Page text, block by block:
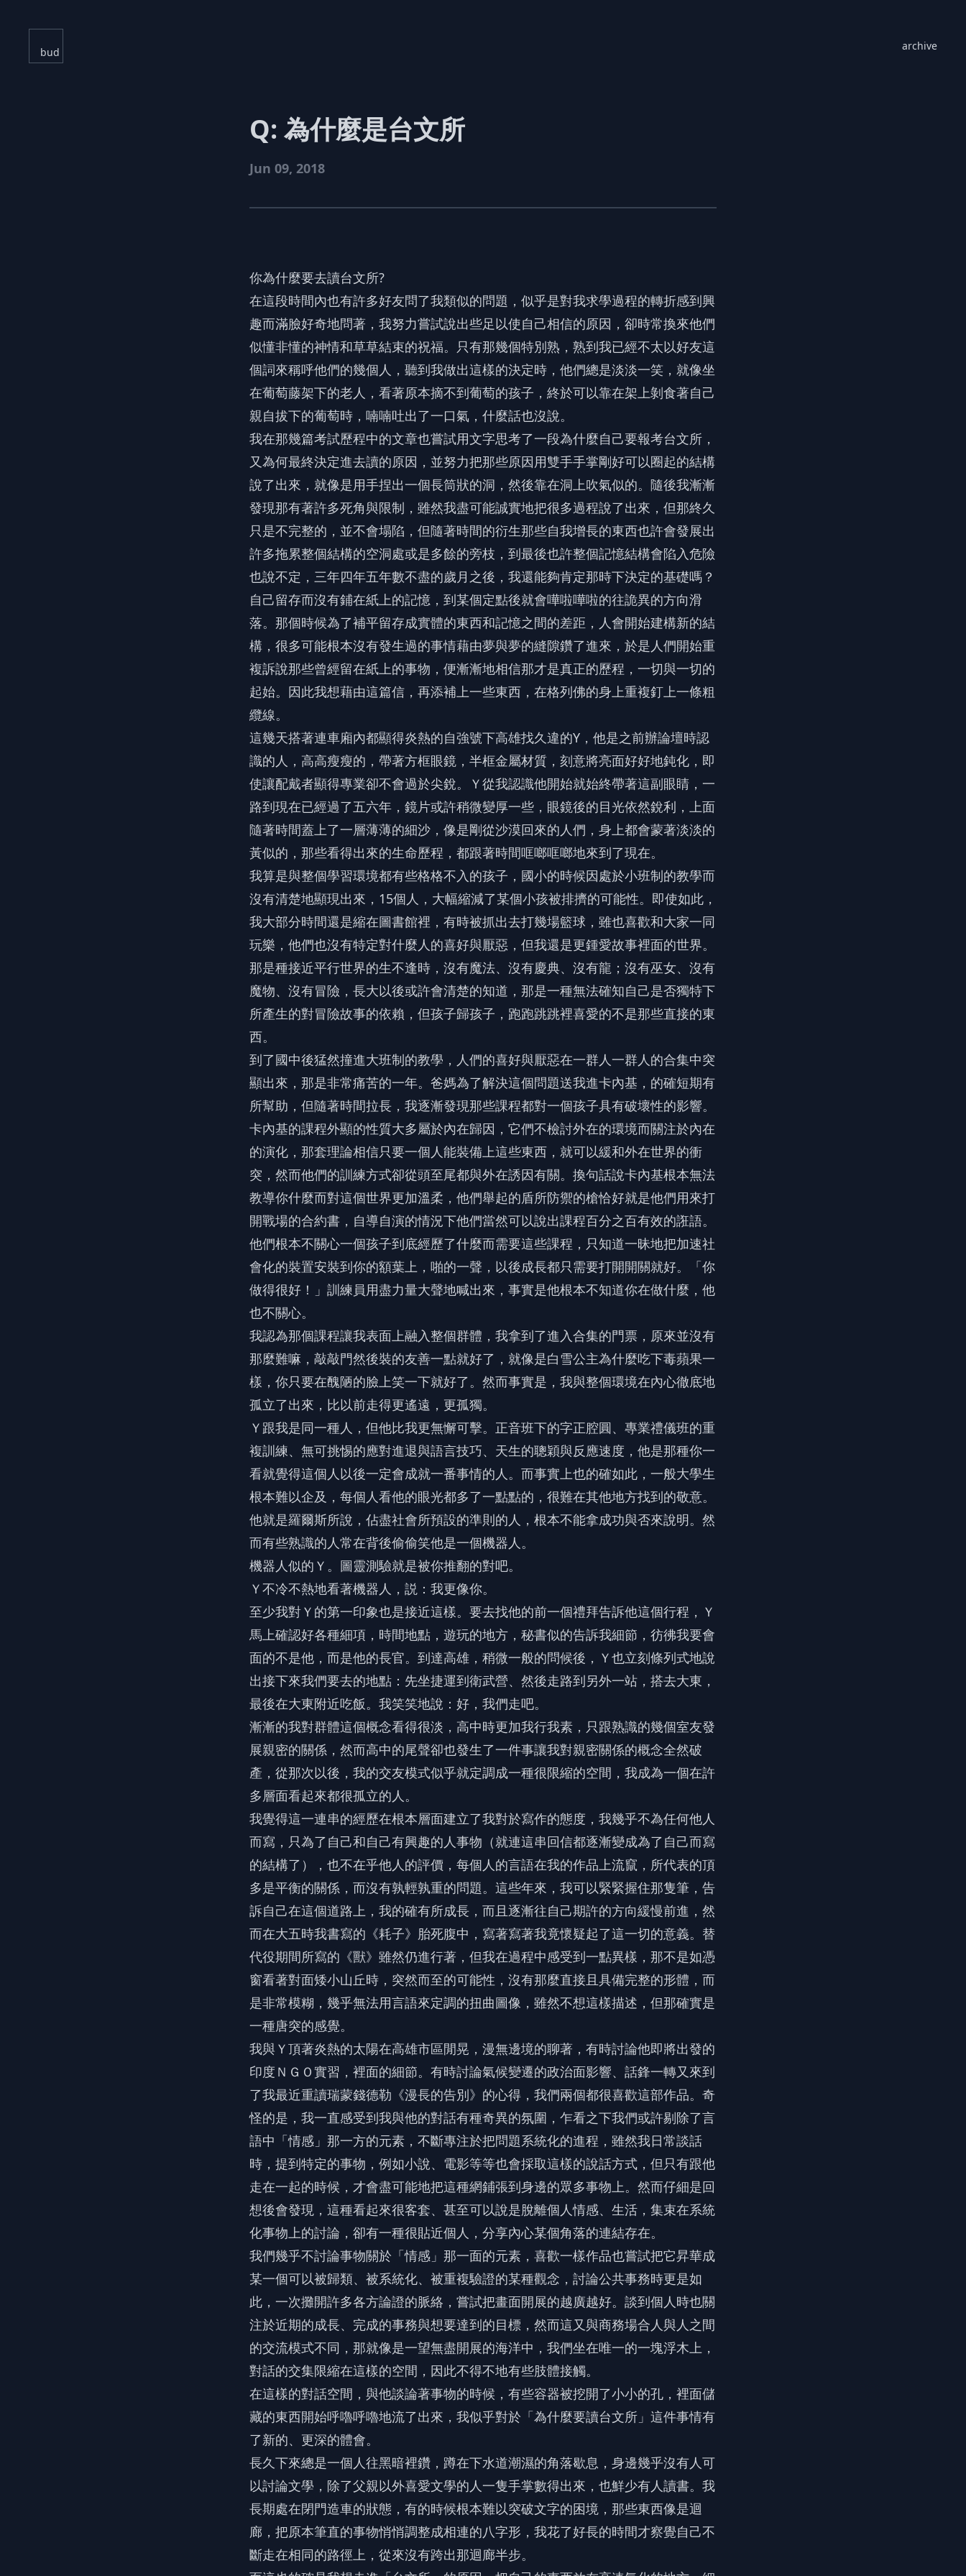
Q: 為什麼是台文所
Jun 09, 2018
你為什麼要去讀台文所?
在這段時間內也有許多好友問了我類似的問題，似乎是對我求學過程的轉折感到興
趣而滿臉好奇地問著，我努力嘗試說出些足以使自己相信的原因，卻時常換來他們
似懂非懂的神情和草草結束的祝福。只有那幾個特別熟，熟到我已經不太以好友這
個詞來稱呼他們的幾個人，聽到我做出這樣的決定時，他們總是淡淡一笑，就像坐
在葡萄藤架下的老人，看著原本摘不到葡萄的孩子，終於可以靠在架上剝食著自己
親自拔下的葡萄時，喃喃吐出了一口氣，什麼話也沒說。
我在那幾篇考試歷程中的文章也嘗試用文字思考了一段為什麼自己要報考台文所，
又為何最終決定進去讀的原因，並努力把那些原因用雙手手掌剛好可以圈起的結構
說了出來，就像是用手捏出一個長筒狀的洞，然後靠在洞上吹氣似的。隨後我漸漸
發現那有著許多死角與限制，雖然我盡可能誠實地把很多過程說了出來，但那終久
只是不完整的，並不會塌陷，但隨著時間的衍生那些自我增長的東西也許會發展出
許多拖累整個結構的空洞處或是多餘的旁枝，到最後也許整個記憶結構會陷入危險
也說不定，三年四年五年數不盡的歲月之後，我還能夠肯定那時下決定的基礎嗎？
自己留存而沒有鋪在紙上的記憶，到某個定點後就會嘩啦嘩啦的往詭異的方向滑
落。那個時候為了補平留存成實體的東西和記憶之間的差距，人會開始建構新的結
構，很多可能根本沒有發生過的事情藉由夢與夢的縫隙鑽了進來，於是人們開始重
複訴說那些曾經留在紙上的事物，便漸漸地相信那才是真正的歷程，一切與一切的
起始。因此我想藉由這篇信，再添補上一些東西，在格列佛的身上重複釘上一條粗
纜線。
這幾天搭著連車廂內都顯得炎熱的自強號下高雄找久違的Y，他是之前辦論壇時認
識的人，高高瘦瘦的，帶著方框眼鏡，半框金屬材質，刻意將亮面好好地鈍化，即
使讓配戴者顯得專業卻不會過於尖銳。Ｙ從我認識他開始就始終帶著這副眼睛，一
路到現在已經過了五六年，鏡片或許稍微變厚一些，眼鏡後的目光依然銳利，上面
隨著時間蓋上了一層薄薄的細沙，像是剛從沙漠回來的人們，身上都會蒙著淡淡的
黃似的，那些看得出來的生命歷程，都跟著時間哐啷哐啷地來到了現在。
我算是與整個學習環境都有些格格不入的孩子，國小的時候因處於小班制的教學而
沒有清楚地顯現出來，15個人，大幅縮減了某個小孩被排擠的可能性。即使如此，
我大部分時間還是縮在圖書館裡，有時被抓出去打幾場籃球，雖也喜歡和大家一同
玩樂，他們也沒有特定對什麼人的喜好與厭惡，但我還是更鍾愛故事裡面的世界。
那是種接近平行世界的生不逢時，沒有魔法、沒有慶典、沒有龍；沒有巫女、沒有
魔物、沒有冒險，長大以後或許會清楚的知道，那是一種無法確知自己是否獨特下
所產生的對冒險故事的依賴，但孩子歸孩子，跑跑跳跳裡喜愛的不是那些直接的東
西。
到了國中後猛然撞進大班制的教學，人們的喜好與厭惡在一群人一群人的合集中突
顯出來，那是非常痛苦的一年。爸媽為了解決這個問題送我進卡內基，的確短期有
所幫助，但隨著時間拉長，我逐漸發現那些課程都對一個孩子具有破壞性的影響。
卡內基的課程外顯的性質大多屬於內在歸因，它們不檢討外在的環境而關注於內在
的演化，那套理論相信只要一個人能裝備上這些東西，就可以緩和外在世界的衝
突，然而他們的訓練方式卻從頭至尾都與外在誘因有關。換句話說卡內基根本無法
教導你什麼而對這個世界更加溫柔，他們舉起的盾所防禦的槍恰好就是他們用來打
開戰場的合約書，自導自演的情況下他們當然可以說出課程百分之百有效的誑語。
他們根本不關心一個孩子到底經歷了什麼而需要這些課程，只知道一昧地把加速社
會化的裝置安裝到你的額葉上，啪的一聲，以後成長都只需要打開開關就好。「你
做得很好！」訓練員用盡力量大聲地喊出來，事實是他根本不知道你在做什麼，他
也不關心。
我認為那個課程讓我表面上融入整個群體，我拿到了進入合集的門票，原來並沒有
那麼難嘛，敲敲門然後裝的友善一點就好了，就像是白雪公主為什麼吃下毒蘋果一
樣，你只要在醜陋的臉上笑一下就好了。然而事實是，我與整個環境在內心徹底地
孤立了出來，比以前走得更遙遠，更孤獨。
Ｙ跟我是同一種人，但他比我更無懈可擊。正音班下的字正腔圓、專業禮儀班的重
複訓練、無可挑惕的應對進退與語言技巧、天生的聰穎與反應速度，他是那種你一
看就覺得這個人以後一定會成就一番事情的人。而事實上也的確如此，一般大學生
根本難以企及，每個人看他的眼光都多了一點點的，很難在其他地方找到的敬意。
他就是羅爾斯所說，佔盡社會所預設的準則的人，根本不能拿成功與否來說明。然
而有些熟識的人常在背後偷偷笑他是一個機器人。
機器人似的Ｙ。圖靈測驗就是被你推翻的對吧。
Ｙ不冷不熱地看著機器人，説：我更像你。
至少我對Ｙ的第一印象也是接近這樣。要去找他的前一個禮拜告訴他這個行程，Ｙ
馬上確認好各種細項，時間地點，遊玩的地方，秘書似的告訴我細節，彷彿我要會
面的不是他，而是他的長官。到達高雄，稍微一般的問候後，Ｙ也立刻條列式地說
出接下來我們要去的地點：先坐捷運到衛武營、然後走路到另外一站，搭去大東，
最後在大東附近吃飯。我笑笑地說：好，我們走吧。
漸漸的我對群體這個概念看得很淡，高中時更加我行我素，只跟熟識的幾個室友發
展親密的關係，然而高中的尾聲卻也發生了一件事讓我對親密關係的概念全然破
產，從那次以後，我的交友模式似乎就定調成一種很限縮的空間，我成為一個在許
多層面看起來都很孤立的人。
我覺得這一連串的經歷在根本層面建立了我對於寫作的態度，我幾乎不為任何他人
而寫，只為了自己和自己有興趣的人事物（就連這串回信都逐漸變成為了自己而寫
的結構了），也不在乎他人的評價，每個人的言語在我的作品上流竄，所代表的頂
多是平衡的關係，而沒有孰輕孰重的問題。這些年來，我可以緊緊握住那隻筆，告
訴自己在這個道路上，我的確有所成長，而且逐漸往自己期許的方向緩慢前進，然
而在大五時我書寫的《耗子》胎死腹中，寫著寫著我竟懷疑起了這一切的意義。替
代役期間所寫的《獸》雖然仍進行著，但我在過程中感受到一點異樣，那不是如憑
窗看著對面矮小山丘時，突然而至的可能性，沒有那麼直接且具備完整的形體，而
是非常模糊，幾乎無法用言語來定調的扭曲圖像，雖然不想這樣描述，但那確實是
一種唐突的感覺。
我與Ｙ頂著炎熱的太陽在高雄市區閒晃，漫無邊境的聊著，有時討論他即將出發的
印度ＮＧＯ實習，裡面的細節。有時討論氣候變遷的政治面影響、話鋒一轉又來到
了我最近重讀瑞蒙錢德勒《漫長的告別》的心得，我們兩個都很喜歡這部作品。奇
怪的是，我一直感受到我與他的對話有種奇異的氛圍，乍看之下我們或許剔除了言
語中「情感」那一方的元素，不斷專注於把問題系統化的進程，雖然我日常談話
時，提到特定的事物，例如小說、電影等等也會採取這樣的說話方式，但只有跟他
走在一起的時候，才會盡可能地把這種網鋪張到身邊的眾多事物上。然而仔細是回
想後會發現，這種看起來很客套、甚至可以說是脫離個人情感、生活，集束在系統
化事物上的討論，卻有一種很貼近個人，分享內心某個角落的連結存在。
我們幾乎不討論事物關於「情感」那一面的元素，喜歡一樣作品也嘗試把它昇華成
某一個可以被歸類、被系統化、被重複驗證的某種觀念，討論公共事務時更是如
此，一次攤開許多各方論證的脈絡，嘗試把畫面開展的越廣越好。談到個人時也關
注於近期的成長、完成的事務與想要達到的目標，然而這又與商務場合人與人之間
的交流模式不同，那就像是一望無盡開展的海洋中，我們坐在唯一的一塊浮木上，
對話的交集限縮在這樣的空間，因此不得不地有些肢體接觸。
在這樣的對話空間，與他談論著事物的時候，有些容器被挖開了小小的孔，裡面儲
藏的東西開始呼嚕呼嚕地流了出來，我似乎對於「為什麼要讀台文所」這件事情有
了新的、更深的體會。
長久下來總是一個人往黑暗裡鑽，蹲在下水道潮濕的角落歇息，身邊幾乎沒有人可
以討論文學，除了父親以外喜愛文學的人一隻手掌數得出來，也鮮少有人讀書。我
長期處在閉門造車的狀態，有的時候根本難以突破文字的困境，那些東西像是迴
廊，把原本筆直的事物悄悄調整成相連的八字形，我花了好長的時間才察覺自己不
斷走在相同的路徑上，從來沒有跨出那迴廊半步。
bud archive